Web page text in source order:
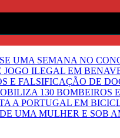
UMA SEMANA NO
ILEGAL EM
E FALSIFICAÇÃO DE
130 BOMBEIROS
A PORTUGAL EM
UMA MULHER E SOB